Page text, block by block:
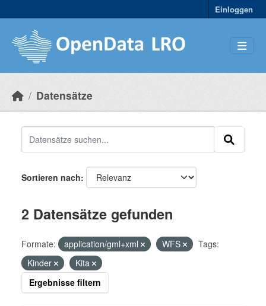
Einloggen
Datensätze
Sortieren nach
2 Datensätze gefunden
Formate: application/gml+xml WFS
Tags:
Kinder
Kita
Ergebnisse filtern